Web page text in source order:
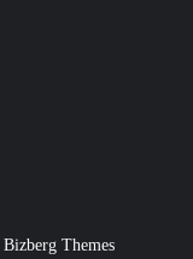
Bizberg Themes